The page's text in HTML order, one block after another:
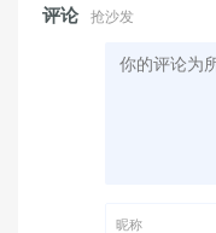
评论 抢沙发